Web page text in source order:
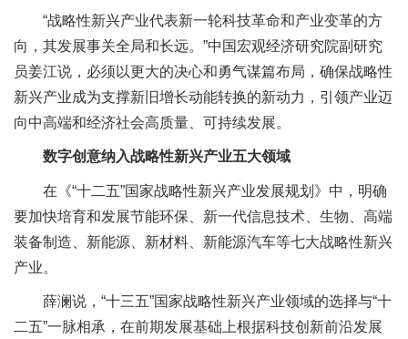
“战略性新兴产业代表新一轮科技革命和产业变革的方
向，其发展事关全局和长远。”中国宏观经济研究院副研究
员姜江说，必须以更大的决心和勇气谋篇布局，确保战略性
新兴产业成为支撑新旧增长动能转换的新动力，引领产业迈
向中高端和经济社会高质量、可持续发展。
数字创意纳入战略性新兴产业五大领域
在《“十二五”国家战略性新兴产业发展规划》中，明确
要加快培育和发展节能环保、新一代信息技术、生物、高端
装备制造、新能源、新材料、新能源汽车等七大战略性新兴
产业。
薛澜说，“十三五”国家战略性新兴产业领域的选择与“十
二五”一脉相承，在前期发展基础上根据科技创新前沿发展